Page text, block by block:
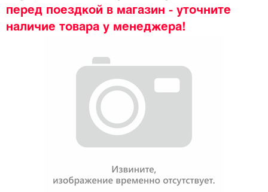
перед поездкой в магазин - уточните
наличие товара у менеджера!